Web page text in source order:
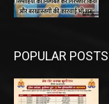
POPULAR POSTS